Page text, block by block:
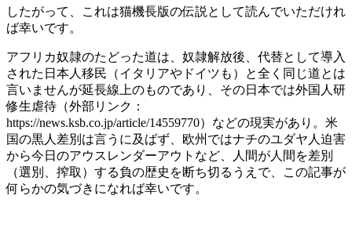
したがって、これは猫機長版の伝説として読んでいただけれ
ば幸いです。
アフリカ奴隷のたどった道は、奴隷解放後、代替として導入
された日本人移民（イタリアやドイツも）と全く同じ道とは
言いませんが延長線上のものであり、その日本では外国人研
修生虐待（外部リンク：
https://news.ksb.co.jp/article/14559770）などの現実があり。米
国の黒人差別は言うに及ばず、欧州ではナチのユダヤ人迫害
から今日のアウスレンダーアウトなど、人間が人間を差別
（選別、搾取）する負の歴史を断ち切るうえで、この記事が
何らかの気づきになれば幸いです。